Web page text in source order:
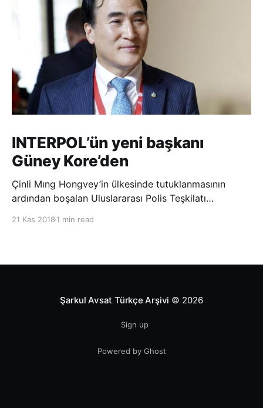
INTERPOL’ün yeni başkanı
Güney Kore’den
Çinli Mıng Hongvey’in ülkesinde tutuklanmasının
ardından boşalan Uluslararası Polis Teşkilatı
21 Kas 2018 1 min read
Şarkul Avsat Türkçe Arşivi © 2026
Sign up
Powered by Ghost